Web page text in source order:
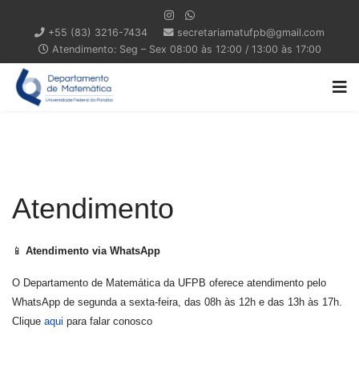
+55 (83) 3216-7434
secretariamatufpb@gmail.com
Atendimento: Seg – Sex 08:00 às 12:00 / 13:00 às 17:00
Atendimento
📱 Atendimento via WhatsApp
O Departamento de Matemática da UFPB oferece atendimento pelo
WhatsApp de segunda a sexta-feira, das 08h às 12h e das 13h às 17h.
Clique aqui para falar conosco